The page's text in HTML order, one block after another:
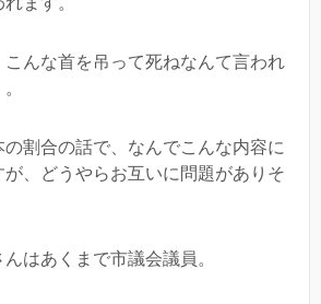
んな首を吊って死ねなんて言われ
割合の話で、なんでこんな内容に
、どうやらお互いに問題がありそ
はあくまで市議会議員。